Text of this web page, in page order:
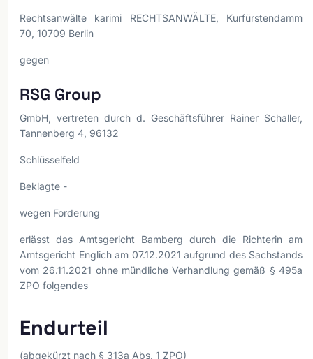
Rechtsanwälte karimi RECHTSANWÄLTE, Kurfürstendamm
70, 10709 Berlin
gegen
RSG Group
GmbH, vertreten durch d. Geschäftsführer Rainer Schaller,
Tannenberg 4, 96132
Schlüsselfeld
Beklagte -
wegen Forderung
erlässt das Amtsgericht Bamberg durch die Richterin am
Amtsgericht Englich am 07.12.2021 aufgrund des Sachstands
vom 26.11.2021 ohne mündliche Verhandlung gemäß § 495a
ZPO folgendes
Endurteil
(abgekürzt nach § 313a Abs. 1 ZPO)